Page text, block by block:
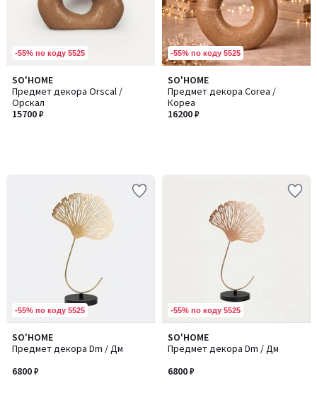
-55% по коду 5525
SO'HOME
Предмет декора Orscal /
Орскал
15700 ₽
-55% по коду 5525
SO'HOME
Предмет декора Corea /
Кореа
16200 ₽
-55% по коду 5525
SO'HOME
Предмет декора Dm / Дм
6800 ₽
-55% по коду 5525
SO'HOME
Предмет декора Dm / Дм
6800 ₽